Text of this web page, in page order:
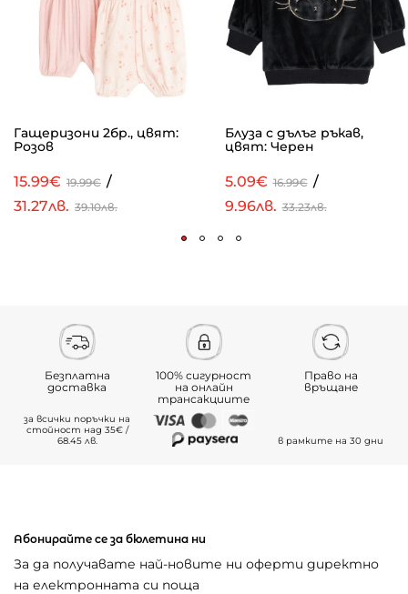
Гащеризони 2бр., цвят:
Розов
15.99€ 19.99€ /
31.27лв. 39.10лв.
Блуза с дълъг ръкав,
цвят: Черен
5.09€ 16.99€ /
9.96лв. 33.23лв.
Безплатна
доставка
за всички поръчки на
стойност над 35€ /
68.45 лв.
100% сигурност
на онлайн
трансакциите
Право на
връщане
в рамките на 30 дни
Абонирайте се за бюлетина ни
За да получавате най-новите ни оферти директно
на електронната си поща